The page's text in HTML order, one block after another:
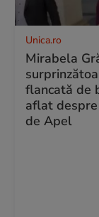
Unica.ro
Mirabela
flancată de
aflat
de Apel